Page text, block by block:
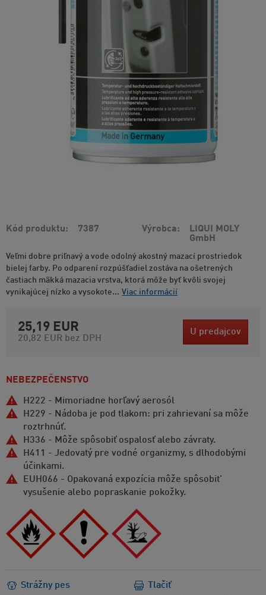
Kód produktu 7387 Výrobca
LIQUI MOLY
GmbH
Veľmi dobre priľnavý a vode odolný akostný mazací prostriedok
bielej farby. Po odparení rozpúšťadiel zostáva na ošetrených
častiach mäkká mazacia vrstva, ktorá môže byť kvôli svojej
vynikajúcej nízko a vysokote... Viac informácií
25,19 EUR
20,82 EUR bez DPH
U predajcov
H222 - Mimoriadne horľavý aerosól
H229 - Nádoba je pod tlakom: pri zahrievaní sa môže
roztrhnúť.
H336 - Môže spôsobiť ospalosť alebo závraty.
H411 - Jedovatý pre vodné organizmy, s dlhodobými
účinkami.
EUH066 - Opakovaná expozícia môže spôsobit’
vysušenie alebo popraskanie pokožky.
NEBEZPEČENSTVO
Strážny pes
Tlačiť